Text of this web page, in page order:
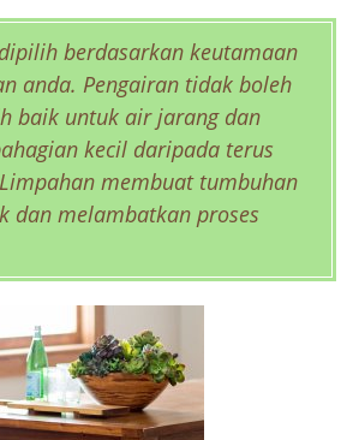
berdasarkan keutamaan
anda. Pengairan tidak boleh
baik untuk air jarang dan
kecil daripada terus
membuat tumbuhan
dan melambatkan proses